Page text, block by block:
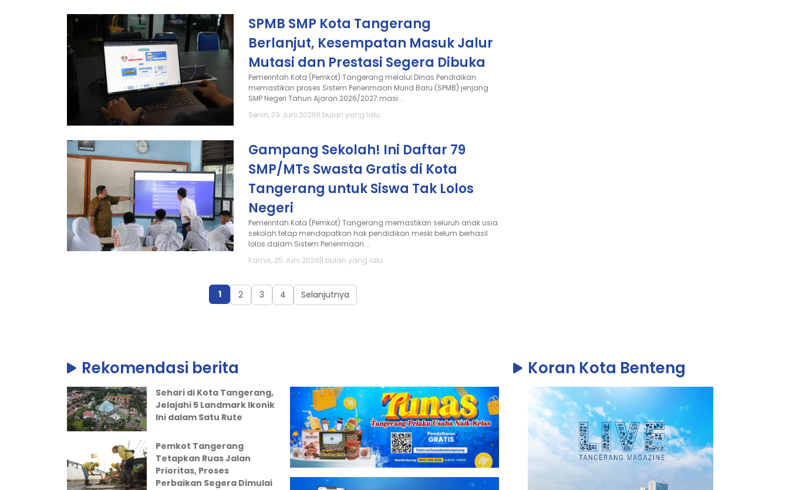
SPMB SMP Kota Tangerang
Berlanjut, Kesempatan Masuk Jalur
Mutasi dan Prestasi Segera Dibuka
Pemerintah Kota (Pemkot) Tangerang melalui Dinas Pendidikan
memastikan proses Sistem Penerimaan Murid Baru (SPMB) jenjang
SMP Negeri Tahun Ajaran 2026/2027 masi...
Senin, 29 Juni 2026|1 bulan yang lalu
Gampang Sekolah! Ini Daftar 79
SMP/MTs Swasta Gratis di Kota
Tangerang untuk Siswa Tak Lolos
Negeri
Pemerintah Kota (Pemkot) Tangerang memastikan seluruh anak usia
sekolah tetap mendapatkan hak pendidikan meski belum berhasil
lolos dalam Sistem Penerimaan...
Kamis, 25 Juni 2026|1 bulan yang lalu
1 2 3 4 Selanjutnya
Rekomendasi berita
Sehari di Kota Tangerang,
Jelajahi 5 Landmark Ikonik
Ini dalam Satu Rute
Pemkot Tangerang
Tetapkan Ruas Jalan
Prioritas, Proses
Perbaikan Segera Dimulai
Koran Kota Benteng